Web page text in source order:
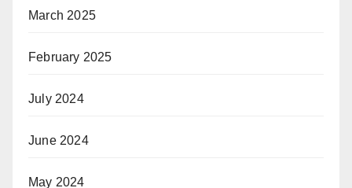
March 2025
February 2025
July 2024
June 2024
May 2024